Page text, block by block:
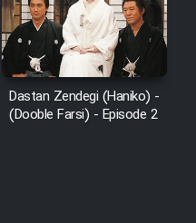
Dastan Zendegi (Haniko) -
(Dooble Farsi) - Episode 2